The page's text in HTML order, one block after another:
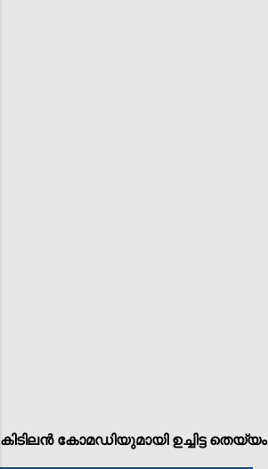
കിടിലൻ കോമഡിയുമായി ഉച്ചിട്ട തെയ്യം